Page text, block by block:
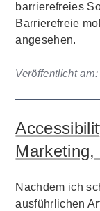
barrierefreies
Barrierefreie
angesehen.
Veröffentlicht am:
Nachdem ich
ausführlichen